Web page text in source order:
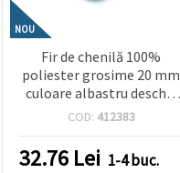
NOU
Fir de chenilă 100%
poliester grosime 20 mm
culoare albastru deschis
~240 grame -25 metri
COD: 412383
32.76 Lei 1-4 buc.